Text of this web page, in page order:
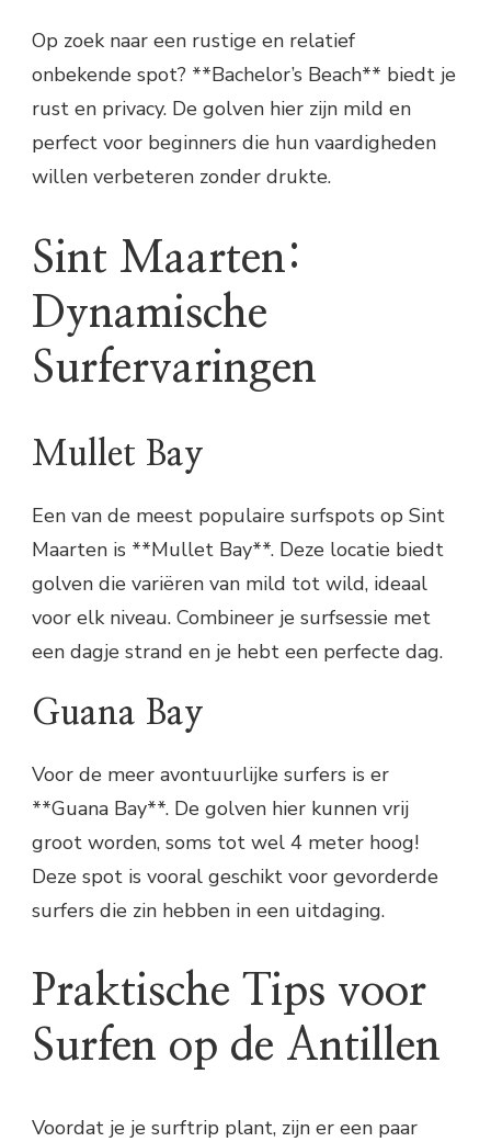
Op zoek naar een rustige en relatief
onbekende spot? **Bachelor’s Beach** biedt je
rust en privacy. De golven hier zijn mild en
perfect voor beginners die hun vaardigheden
willen verbeteren zonder drukte.
Sint Maarten:
Dynamische
Surfervaringen
Mullet Bay
Een van de meest populaire surfspots op Sint
Maarten is **Mullet Bay**. Deze locatie biedt
golven die variëren van mild tot wild, ideaal
voor elk niveau. Combineer je surfsessie met
een dagje strand en je hebt een perfecte dag.
Guana Bay
Voor de meer avontuurlijke surfers is er
**Guana Bay**. De golven hier kunnen vrij
groot worden, soms tot wel 4 meter hoog!
Deze spot is vooral geschikt voor gevorderde
surfers die zin hebben in een uitdaging.
Praktische Tips voor
Surfen op de Antillen
Voordat je je surftrip plant, zijn er een paar